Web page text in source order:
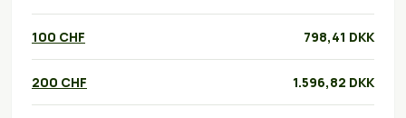
100 CHF 798,41 DKK
200 CHF 1.596,82 DKK